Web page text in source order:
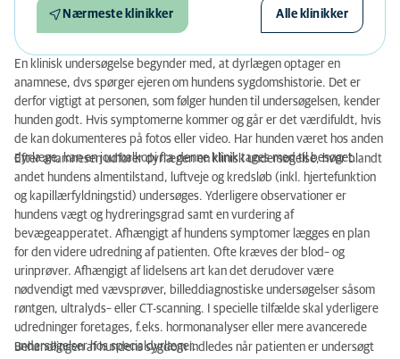
Nærmeste klinikker Alle klinikker
En klinisk undersøgelse begynder med, at dyrlægen optager en
anamnese, dvs spørger ejeren om hundens sygdomshistorie. Det er
derfor vigtigt at personen, som følger hunden til undersøgelsen, kender
hunden godt. Hvis symptomerne kommer og går er det værdifuldt, hvis
de kan dokumenteres på fotos eller video. Har hunden været hos anden
dyrlæge, kan en journalkopi fra denne klinik tages med til besøget.
Efter anamnesen udfører dyrlægen en klinisk undersøgelse, hvor blandt
andet hundens almentilstand, luftveje og kredsløb (inkl. hjertefunktion
og kapillærfyldningstid) undersøges. Yderligere observationer er
hundens vægt og hydreringsgrad samt en vurdering af
bevægeapperatet. Afhængigt af hundens symptomer lægges en plan
for den videre udredning af patienten. Ofte kræves der blod– og
urinprøver. Afhængigt af lidelsens art kan det derudover være
nødvendigt med vævsprøver, billeddiagnostiske undersøgelser såsom
røntgen, ultralyds– eller CT-scanning. I specielle tilfælde skal yderligere
udredninger foretages, f.eks. hormonanalyser eller mere avancerede
undersøgelser hos specialdyrlæger.
Behandlingen af hundens sygdom indledes når patienten er undersøgt